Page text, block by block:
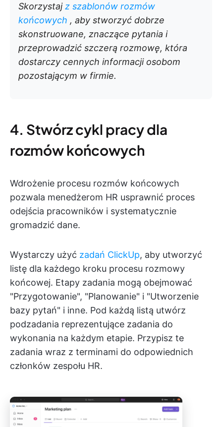
Skorzystajz szablonów rozmów
końcowych , aby stworzyć dobrze
skonstruowane, znaczące pytania i
przeprowadzić szczerą rozmowę, która
dostarczy cennych informacji osobom
pozostającym w firmie.
4. Stwórz cykl pracy dla
rozmów końcowych
Wdrożenie procesu rozmów końcowych
pozwala menedżerom HR usprawnić proces
odejścia pracowników i systematycznie
gromadzić dane.
Wystarczy użyć zadań ClickUp, aby utworzyć
listę dla każdego kroku procesu rozmowy
końcowej. Etapy zadania mogą obejmować
"Przygotowanie", "Planowanie" i "Utworzenie
bazy pytań" i inne. Pod każdą listą utwórz
podzadania reprezentujące zadania do
wykonania na każdym etapie. Przypisz te
zadania wraz z terminami do odpowiednich
członków zespołu HR.